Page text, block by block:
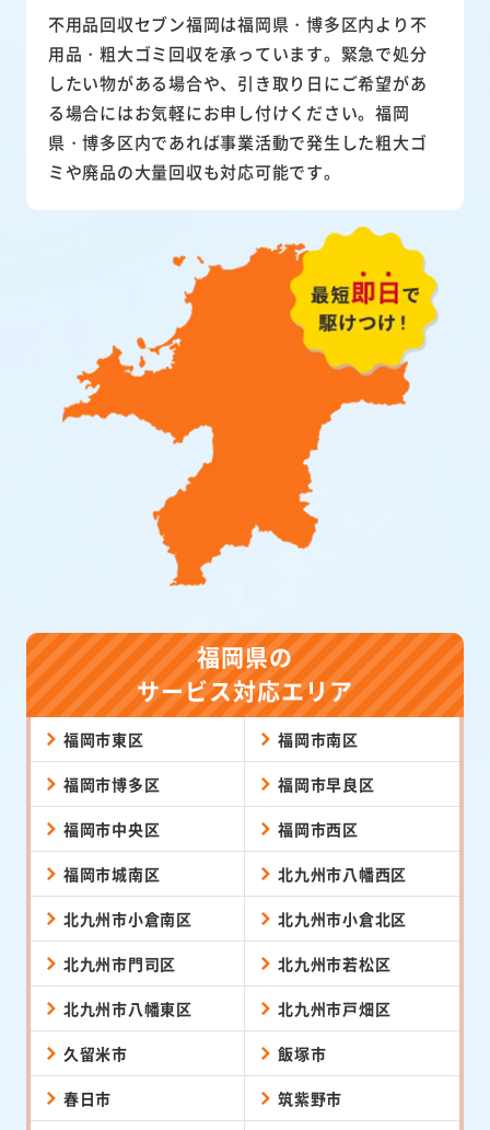
不用品回収セブン福岡は福岡県・博多区内より不
用品・粗大ゴミ回収を承っています。緊急で処分
したい物がある場合や、引き取り日にご希望があ
る場合にはお気軽にお申し付けください。福岡
県・博多区内であれば事業活動で発生した粗大ゴ
ミや廃品の大量回収も対応可能です。
福岡県の
サービス対応エリア
福岡市東区 福岡市南区
福岡市博多区 福岡市早良区
福岡市中央区 福岡市西区
福岡市城南区 北九州市八幡西区
北九州市小倉南区 北九州市小倉北区
北九州市門司区 北九州市若松区
北九州市八幡東区 北九州市戸畑区
久留米市 飯塚市
春日市 筑紫野市